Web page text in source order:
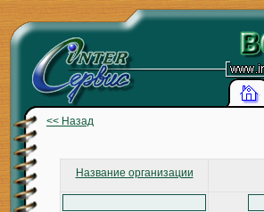
<< Назад
Название организации